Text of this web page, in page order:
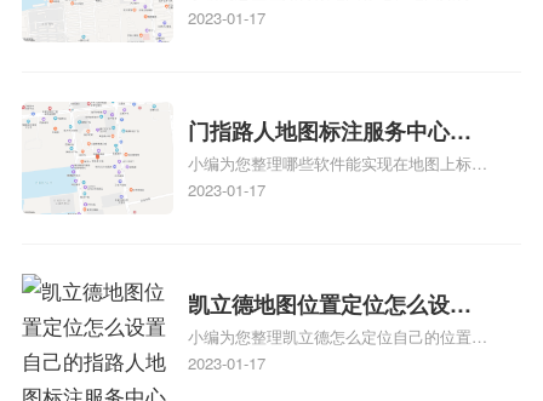
记？门指路人地图标注服务中
标记、so搜街景中如何做标记、360e启花贷
关地图标注知识，详情可查看下方正文！
2023-01-17
门指路人地图标注服务中心地
图位置地址标记？门指路人地
图标注服务中心苹果地图位置
小编为您整理哪些软件能实现在地图上标记
门指路人地图标注服务中心位置、门指路人
门指路人地图标注服务中心地址标注上地图
怎么弄相关地图标注知识，详情可查看下方
正文！
2023-01-17
凯立德地图位置定位怎么设置
自己的指路人地图标注服务中
心名？凯立德地图位置定位怎
小编为您整理凯立德怎么定位自己的位置
啊、手机凯立德地图定位怎么设置往上走、
2023-01-17